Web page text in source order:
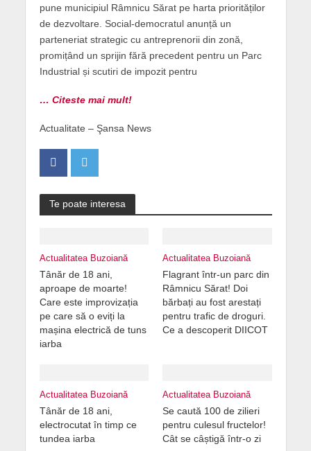
pune municipiul Râmnicu Sărat pe harta priorităților
de dezvoltare. Social-democratul anunță un
parteneriat strategic cu antreprenorii din zonă,
promițând un sprijin fără precedent pentru un Parc
Industrial și scutiri de impozit pentru
… Citeste mai mult!
Actualitate – Şansa News
Te poate interesa
Actualitatea Buzoiană
Tânăr de 18 ani,
aproape de moarte!
Care este improvizația
pe care să o eviți la
mașina electrică de tuns
iarba
Actualitatea Buzoiană
Flagrant într-un parc din
Râmnicu Sărat! Doi
bărbați au fost arestați
pentru trafic de droguri.
Ce a descoperit DIICOT
Actualitatea Buzoiană
Tânăr de 18 ani,
electrocutat în timp ce
tundea iarba
Actualitatea Buzoiană
Se caută 100 de zilieri
pentru culesul fructelor!
Cât se câștigă într-o zi